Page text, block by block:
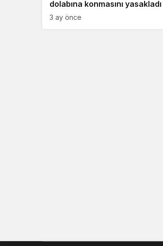
dolabına konmasını yasakladı
3 ay önce